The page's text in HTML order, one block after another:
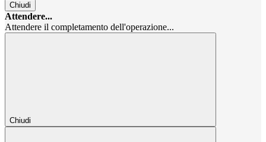
Chiudi
Attendere...
Attendere il completamento dell'operazione...
Chiudi